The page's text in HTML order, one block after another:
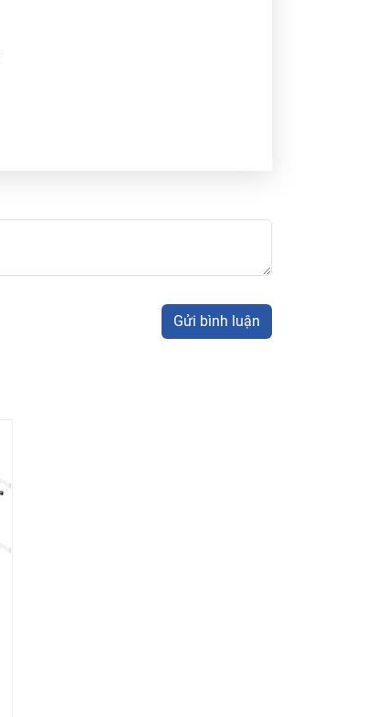
Gửi bình luận